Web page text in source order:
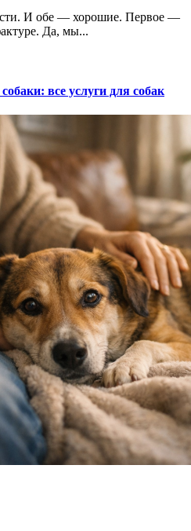
И обе — хорошие. Первое —
Да, мы...
все услуги для собак